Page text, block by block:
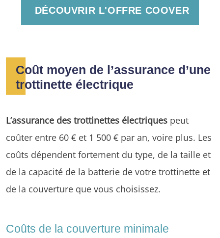
DÉCOUVRIR L'OFFRE COOVER
Coût moyen de l’assurance d’une
trottinette électrique
L’assurance des trottinettes électriques peut
coûter entre 60 € et 1 500 € par an, voire plus. Les
coûts dépendent fortement du type, de la taille et
de la capacité de la batterie de votre trottinette et
de la couverture que vous choisissez.
Coûts de la couverture minimale